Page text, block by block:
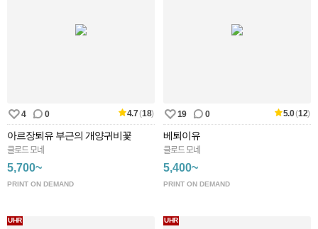
4 0 4.7(18)
아르장퇴유 부근의 개양귀비꽃
클로드 모네
5,700~
PRINT ON DEMAND
19 0 5.0(12)
베퇴이유
클로드 모네
5,400~
PRINT ON DEMAND
UHR UHR